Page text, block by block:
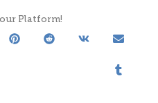
Platform!